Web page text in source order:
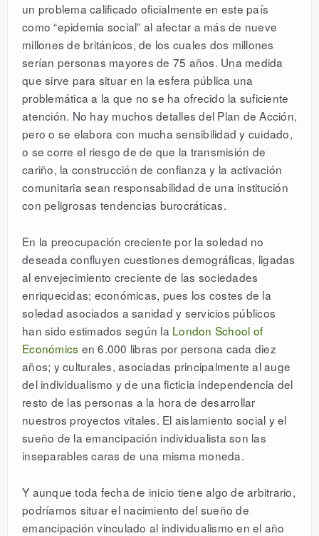
un problema calificado oficialmente en este país
como “epidemia social” al afectar a más de nueve
millones de británicos, de los cuales dos millones
serían personas mayores de 75 años. Una medida
que sirve para situar en la esfera pública una
problemática a la que no se ha ofrecido la suficiente
atención. No hay muchos detalles del Plan de Acción,
pero o se elabora con mucha sensibilidad y cuidado,
o se corre el riesgo de de que la transmisión de
cariño, la construcción de confianza y la activación
comunitaria sean responsabilidad de una institución
con peligrosas tendencias burocráticas.
En la preocupación creciente por la soledad no
deseada confluyen cuestiones demográficas, ligadas
al envejecimiento creciente de las sociedades
enriquecidas; económicas, pues los costes de la
soledad asociados a sanidad y servicios públicos
han sido estimados según la London School of
Económics en 6.000 libras por persona cada diez
años; y culturales, asociadas principalmente al auge
del individualismo y de una ficticia independencia del
resto de las personas a la hora de desarrollar
nuestros proyectos vitales. El aislamiento social y el
sueño de la emancipación individualista son las
inseparables caras de una misma moneda.
Y aunque toda fecha de inicio tiene algo de arbitrario,
podríamos situar el nacimiento del sueño de
emancipación vinculado al individualismo en el año